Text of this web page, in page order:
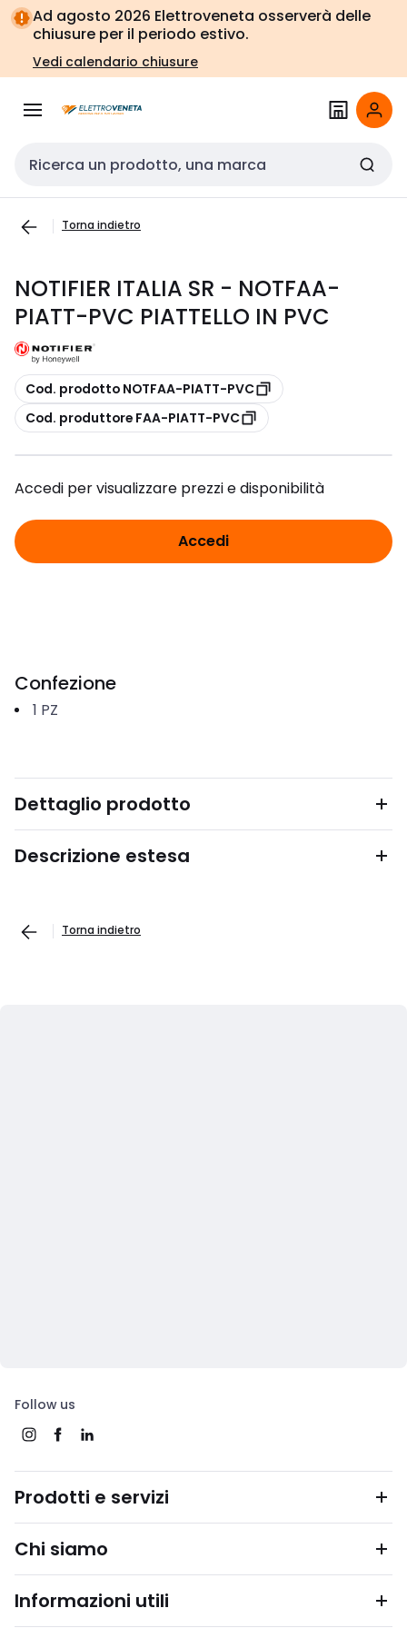
Vai alla
navigazione
Vai
alla
pagina
Ad agosto 2026 Elettroveneta osserverà delle
chiusure per il periodo estivo.
Vedi calendario chiusure
Cerca input
Torna indietro
NOTIFIER ITALIA SR - NOTFAA-
PIATT-PVC PIATTELLO IN PVC
copia
Cod. prodotto NOTFAA-PIATT-PVC
copia
Cod. produttore FAA-PIATT-PVC
Accedi per visualizzare prezzi e disponibilità
Accedi
Confezione
1 PZ
Dettaglio prodotto
Descrizione estesa
Torna indietro
Follow us
Prodotti e servizi
Chi siamo
Informazioni utili